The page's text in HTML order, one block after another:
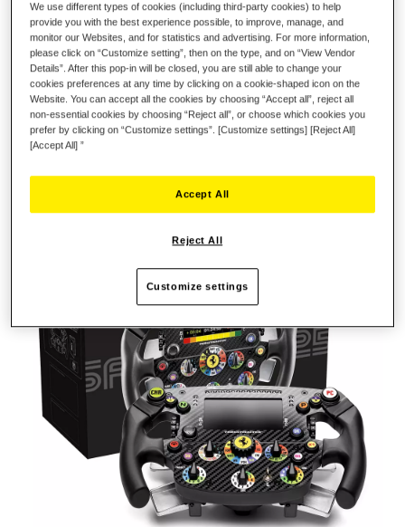
PAK DE RACE
Vertegenwoordig met trots de Scuderia met de Formula Wheel
Add-On Ferrari SF-25 Edition: een officiële 1:1 replica van het
Ferrari SF-25-stuur, met een interactief display, LED's,
knoppen en encoders met authentieke markeringen en zeer
snel en nauwkeurig reagerende T-Chrono Paddles-
schakelflippers.
We use different types of cookies (including third-party cookies) to help
provide you with the best experience possible, to improve, manage, and
monitor our Websites, and for statistics and advertising. For more information,
please click on “Customize setting”, then on the type, and on “View Vendor
Details”. After this pop-in will be closed, you are still able to change your
cookies preferences at any time by clicking on a cookie-shaped icon on the
Website. You can accept all the cookies by choosing “Accept all”, reject all
non-essential cookies by choosing “Reject all”, or choose which cookies you
prefer by clicking on “Customize settings”. [Customize settings] [Reject All]
[Accept All] ”
Reject All
Accept All
Customize settings